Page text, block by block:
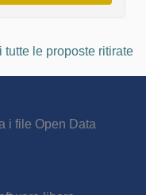
tutte le proposte ritirate
i file Open Data
- Poliste su Facebook